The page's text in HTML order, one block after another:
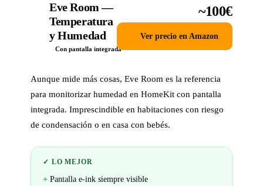
Eve Room —
Temperatura
y Humedad
Con pantalla integrada
~100€
Ver precio en Amazon
Aunque mide más cosas, Eve Room es la referencia
para monitorizar humedad en HomeKit con pantalla
integrada. Imprescindible en habitaciones con riesgo
de condensación o en casa con bebés.
✓ LO MEJOR
Pantalla e-ink siempre visible